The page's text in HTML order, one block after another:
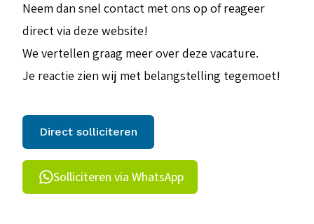
Neem dan snel contact met ons op of reageer
direct via deze website!
We vertellen graag meer over deze vacature.
Je reactie zien wij met belangstelling tegemoet!
Direct solliciteren
Solliciteren via WhatsApp